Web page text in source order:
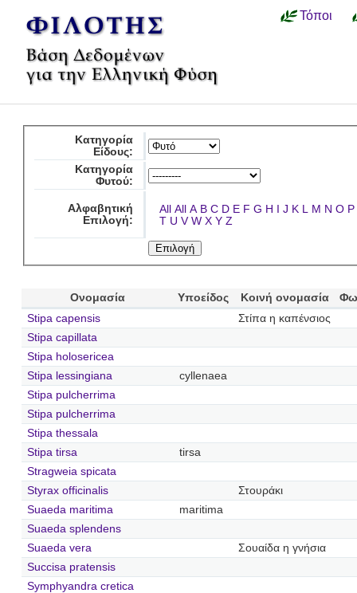
Τόποι
Κατηγορία
Είδους:
Κατηγορία
Φυτού:
Αλφαβητική
Επιλογή:
All All A B C D E F G H I J K L M N O P
T U V W X Y Z
Ονομασία Υποείδος Κοινή ονομασία
Stipa capensis
Στίπα η καπένσιος
Stipa capillata
Stipa holosericea
Stipa lessingiana
cyllenaea
Stipa pulcherrima
Stipa pulcherrima
Stipa thessala
Stipa tirsa
tirsa
Stragweia spicata
Styrax officinalis
Στουράκι
Suaeda maritima
maritima
Suaeda splendens
Suaeda vera
Σουαίδα η γνήσια
Succisa pratensis
Symphyandra cretica